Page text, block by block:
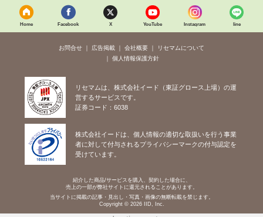
Home Facebook X YouTube Instagram line
お問合せ 広告掲載 会社概要
リセマムについて
個人情報保護方針
リセマムは、株式会社イード（東証グロース上場）の運
営するサービスです。
証券コード：6038
株式会社イードは、個人情報の適切な取扱いを行う事業
者に対して付与されるプライバシーマークの付与認定を
受けています。
紹介した商品/サービスを購入、契約した場合に、
売上の一部が弊社サイトに還元されることがあります。
当サイトに掲載の記事・見出し・写真・画像の無断転載を禁じます。
Copyright © 2026 IID, Inc.